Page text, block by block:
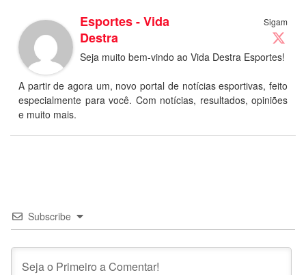
Sigam
Esportes - Vida
Destra
Seja muito bem-vindo ao Vida Destra Esportes!
A partir de agora um, novo portal de notícias esportivas, feito
especialmente para você. Com notícias, resultados, opiniões
e muito mais.
Subscribe